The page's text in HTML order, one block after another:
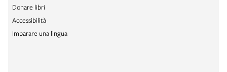
Donare libri
Accessibilità
Imparare una lingua